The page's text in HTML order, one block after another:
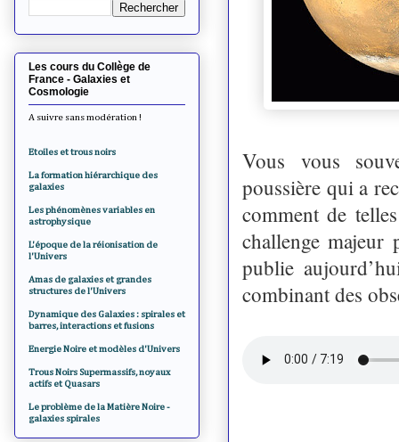
Vous vous
poussière qui a
comment de
challenge majeur
publie
combinant des
Les cours du Collège de
France - Galaxies et
Cosmologie
A suivre sans modération !
Etoiles et trous noirs
La formation hiérarchique des
galaxies
Les phénomènes variables en
astrophysique
L'époque de la réionisation de
l'Univers
Amas de galaxies et grandes
structures de l'Univers
Dynamique des Galaxies : spirales et
barres, interactions et fusions
Energie Noire et modèles d'Univers
Trous Noirs Supermassifs, noyaux
actifs et Quasars
Le problème de la Matière Noire -
galaxies spirales